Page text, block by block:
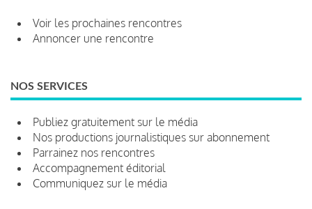
Voir les prochaines rencontres
Annoncer une rencontre
NOS SERVICES
Publiez gratuitement sur le média
Nos productions journalistiques sur abonnement
Parrainez nos rencontres
Accompagnement éditorial
Communiquez sur le média